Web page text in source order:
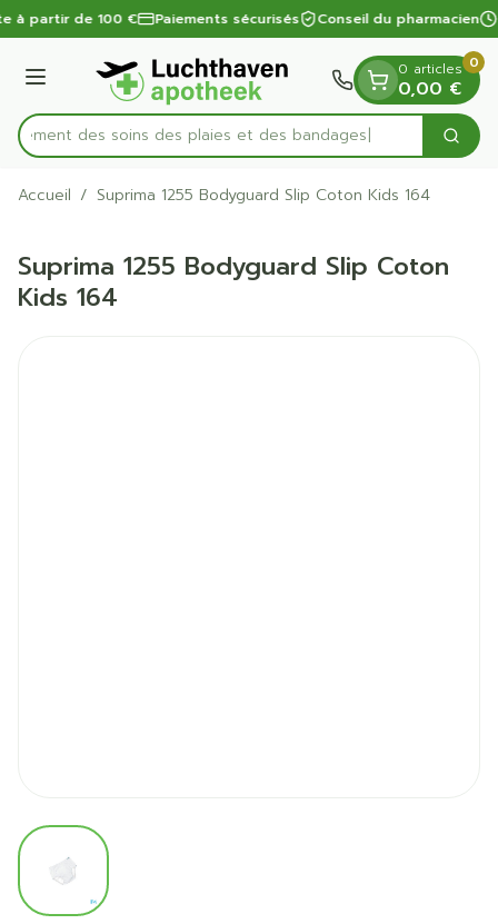
Aller au contenu
1 de 1
à partir de 100 € Paiements sécurisés Conseil du pharmacien
Menu
Rechercherdes soins des plaies et des bandages
0 articles
0,00 €
0
Accueil / Suprima 1255 Bodyguard Slip Coton Kids 164
Suprima 1255 Bodyguard Slip Coton
Kids 164
View larger image